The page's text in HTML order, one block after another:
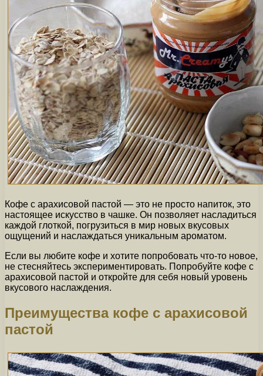
Кофе с арахисовой пастой — это не просто напиток, это
настоящее искусство в чашке. Он позволяет насладиться
каждой глоткой, погрузиться в мир новых вкусовых
ощущений и наслаждаться уникальным ароматом.
Если вы любите кофе и хотите попробовать что-то новое,
не стесняйтесь экспериментировать. Попробуйте кофе с
арахисовой пастой и откройте для себя новый уровень
вкусового наслаждения.
Преимущества кофе с арахисовой
пастой